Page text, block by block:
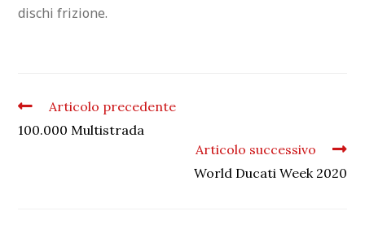
dischi frizione.
Articolo precedente
100.000 Multistrada
Articolo successivo
World Ducati Week 2020